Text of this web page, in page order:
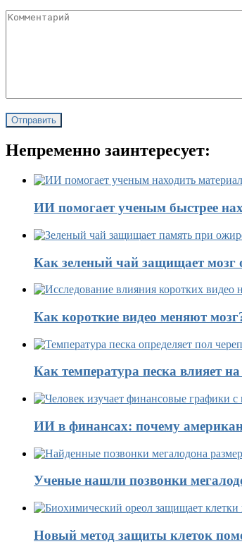
Непременно заинтересует:
ИИ помогает ученым быстрее
Как зеленый чай защищает мозг
Как короткие видео меняют
Как температура песка влияет
ИИ в финансах: почему
Ученые нашли позвонки
Новый метод защиты клеток